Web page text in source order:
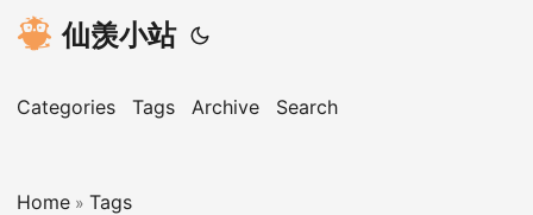
仙羡小站
Categories Tags Archive Search
Home » Tags